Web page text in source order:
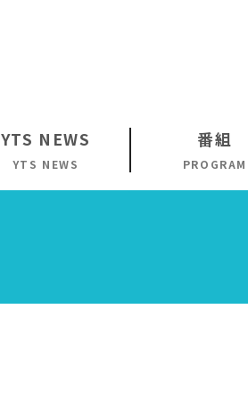
YTS NEWS
YTS NEWS
番組
PROGRAM